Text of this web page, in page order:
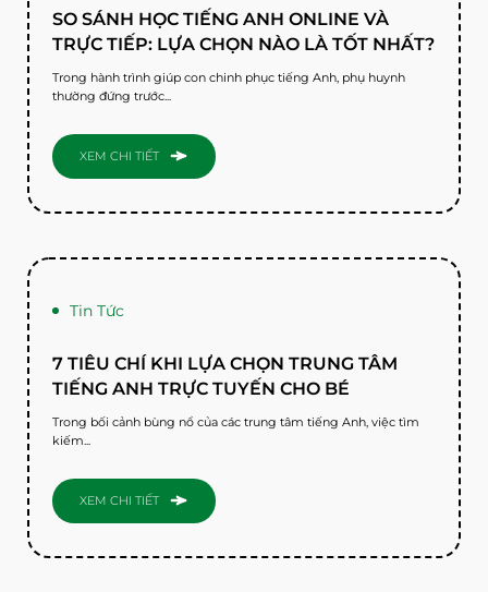
SO SÁNH HỌC TIẾNG ANH ONLINE VÀ
TRỰC TIẾP: LỰA CHỌN NÀO LÀ TỐT NHẤT?
Trong hành trình giúp con chinh phục tiếng Anh, phụ huynh
thường đứng trước...
XEM CHI TIẾT
Tin Tức
7 TIÊU CHÍ KHI LỰA CHỌN TRUNG TÂM
TIẾNG ANH TRỰC TUYẾN CHO BÉ
Trong bối cảnh bùng nổ của các trung tâm tiếng Anh, việc tìm
kiếm...
XEM CHI TIẾT